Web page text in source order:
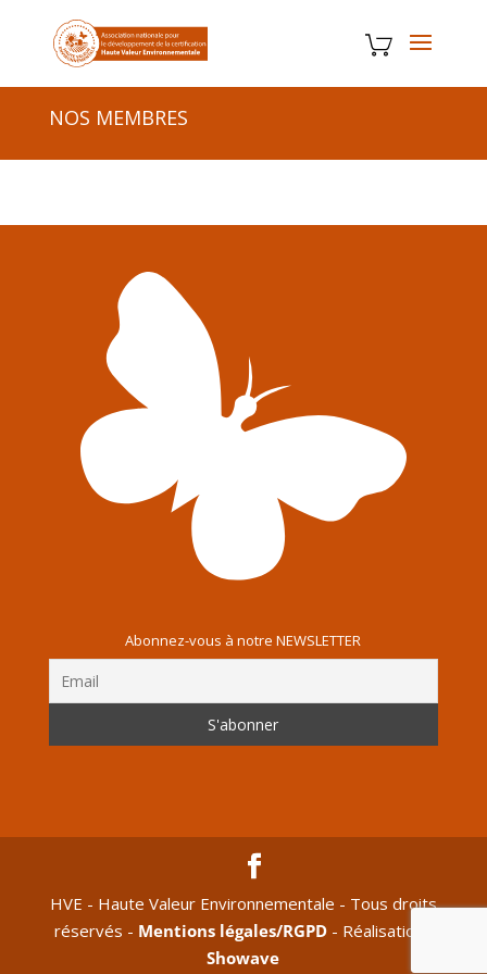
NOS MEMBRES
Abonnez-vous à notre NEWSLETTER
HVE - Haute Valeur Environnementale - Tous droits
réservés - Mentions légales/RGPD - Réalisation :
Showave